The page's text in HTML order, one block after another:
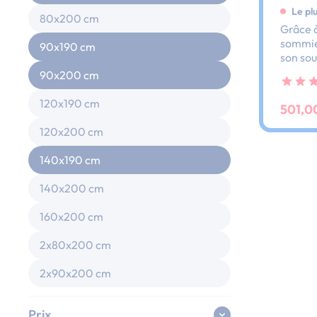
80x200 cm
90x190 cm
90x200 cm
120x190 cm
120x200 cm
140x190 cm
140x200 cm
160x200 cm
2x80x200 cm
2x90x200 cm
Le
Grâce
son
dos
ses